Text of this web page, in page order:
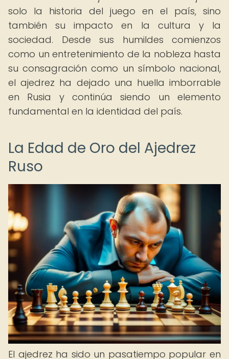
solo la historia del juego en el país, sino
también su impacto en la cultura y la
sociedad. Desde sus humildes comienzos
como un entretenimiento de la nobleza hasta
su consagración como un símbolo nacional,
el ajedrez ha dejado una huella imborrable
en Rusia y continúa siendo un elemento
fundamental en la identidad del país.
La Edad de Oro del Ajedrez
Ruso
El ajedrez ha sido un pasatiempo popular en